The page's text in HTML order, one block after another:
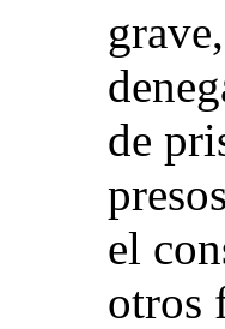
de
el
otros